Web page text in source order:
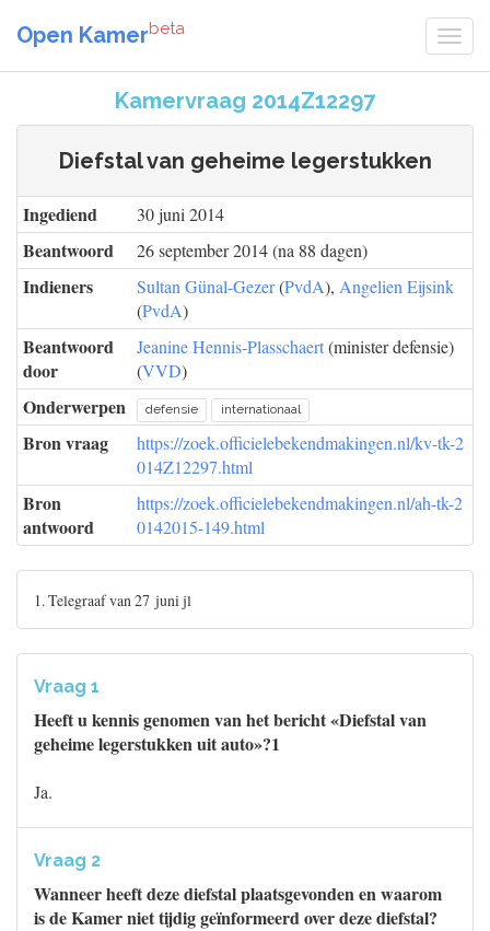
Open Kamerbeta
Kamervraag 2014Z12297
Diefstal van geheime legerstukken
Ingediend 30 juni 2014
Beantwoord 26 september 2014 (na 88 dagen)
Indieners Sultan Günal-Gezer(PvdA), Angelien Eijsink
(PvdA)
Beantwoord
door
Jeanine Hennis-Plasschaert(minister defensie)
(VVD)
Onderwerpen defensie internationaal
Bron vraag
https://zoek.officielebekendmakingen.nl/kv-tk-2
014Z12297.html
Bron
antwoord
https://zoek.officielebekendmakingen.nl/ah-tk-2
0142015-149.html
1. Telegraaf van 27 juni jl
Vraag 1
Heeft u kennis genomen van het bericht «Diefstal van
geheime legerstukken uit auto»?1
Ja.
Vraag 2
Wanneer heeft deze diefstal plaatsgevonden en waarom
is de Kamer niet tijdig geïnformeerd over deze diefstal?